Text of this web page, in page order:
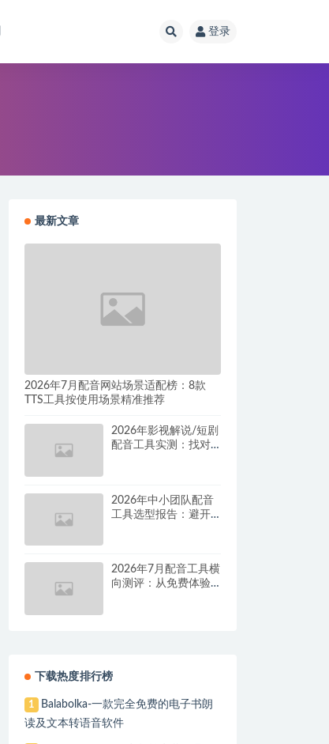
登录
最新文章
2026年7月配音网站场景适配榜：8款
TTS工具按使用场景精准推荐
2026年影视解说/短剧
配音工具实测：找对
2026年中小团队配音
工具选型报告：避开
2026年7月配音工具横
向测评：从免费体验
下载热度排行榜
1
Balabolka-一款完全免费的电子书朗
读及文本转语音软件